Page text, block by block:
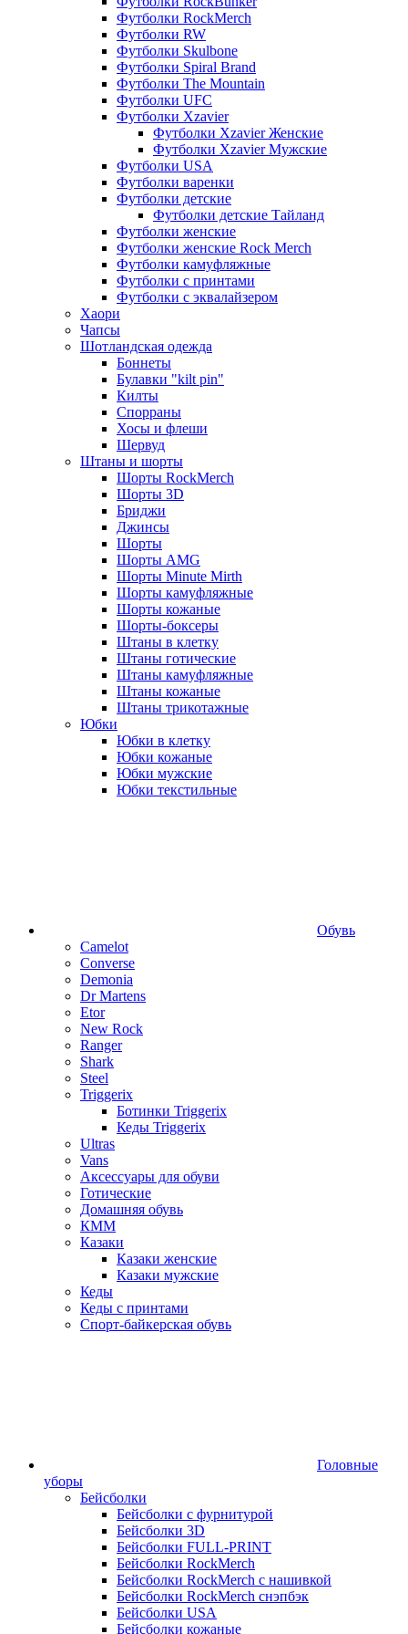
Футболки RockMerch
Футболки RW
Футболки Skulbone
Футболки Spiral Brand
Футболки The Mountain
Футболки UFC
Футболки Xzavier
Футболки Xzavier Женские
Футболки Xzavier Мужские
Футболки USA
Футболки варенки
Футболки детские
Футболки детские Тайланд
Футболки женские
Футболки женские Rock Merch
Футболки камуфляжные
Футболки с принтами
Футболки с эквалайзером
Хаори
Чапсы
Шотландская одежда
Боннеты
Булавки "kilt pin"
Килты
Спорраны
Хосы и флеши
Шервуд
Штаны и шорты
Шорты RockMerch
Шорты 3D
Бриджи
Джинсы
Шорты
Шорты AMG
Шорты Minute Mirth
Шорты камуфляжные
Шорты кожаные
Шорты-боксеры
Штаны в клетку
Штаны готические
Штаны камуфляжные
Штаны кожаные
Штаны трикотажные
Юбки
Юбки в клетку
Юбки кожаные
Юбки мужские
Юбки текстильные
Обувь
Camelot
Converse
Demonia
Dr Martens
Etor
New Rock
Ranger
Shark
Steel
Triggerix
Ботинки Triggerix
Кеды Triggerix
Ultras
Vans
Аксессуары для обуви
Готические
Домашняя обувь
КММ
Казаки
Казаки женские
Казаки мужские
Кеды
Кеды с принтами
Спорт-байкерская обувь
Головные
уборы
Бейсболки
Бейсболки с фурнитурой
Бейсболки 3D
Бейсболки FULL-PRINT
Бейсболки RockMerch
Бейсболки RockMerch с нашивкой
Бейсболки RockMerch снэпбэк
Бейсболки USA
Бейсболки кожаные